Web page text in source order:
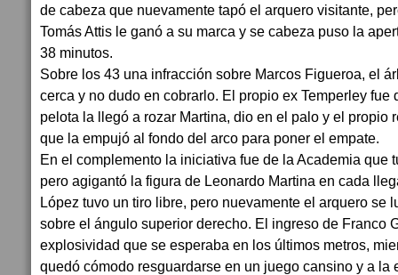
de cabeza que nuevamente tapó el arquero visitante,
Tomás Attis le ganó a su marca y se cabeza puso la
38 minutos.
Sobre los 43 una infracción sobre Marcos Figueroa, el
cerca y no dudo en cobrarlo. El propio ex Temperley fue
pelota la llegó a rozar Martina, dio en el palo y el propio
que la empujó al fondo del arco para poner el empate.
En el complemento la iniciativa fue de la Academia que
pero agigantó la figura de Leonardo Martina en cada
López tuvo un tiro libre, pero nuevamente el arquero se
sobre el ángulo superior derecho. El ingreso de Franco
explosividad que se esperaba en los últimos metros,
quedó cómodo resguardarse en un juego cansino y a la